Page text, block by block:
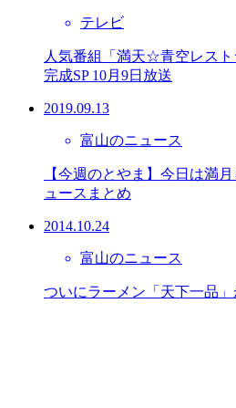
テレビ
人気番組「満天☆青空レス
完成SP 10月9日放送
2019.09.13
富山のニュース
【今週のとやま】今日は満
ュースまとめ
2014.10.24
富山のニュース
ついにラーメン「天下一品」